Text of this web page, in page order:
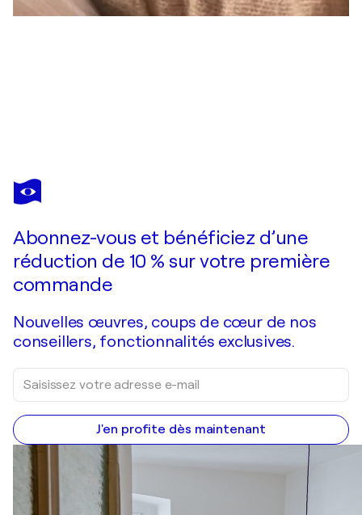
JULIETTE LIVET
C'est ta MÈRE
Abonnez-vous et bénéficiez d’une
réduction de 10 % sur votre première
commande
Nouvelles œuvres, coups de cœur de nos
conseillers, fonctionnalités exclusives.
J'en profite dès maintenant